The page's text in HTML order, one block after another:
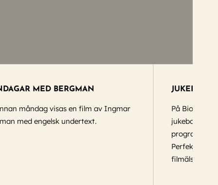
MED BERGMAN
måndag visas en film av Ingmar
med engelsk undertext.
JUKEBOX
På Bio
jukebox-
Perfekt som
filmälskare i